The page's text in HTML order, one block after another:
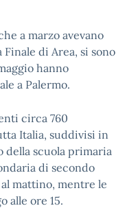
a marzo avevano
di Area, si sono
hanno
a Palermo.
circa 760
Italia, suddivisi in
della scuola primaria
di secondo
mattino, mentre le
alle ore 15.